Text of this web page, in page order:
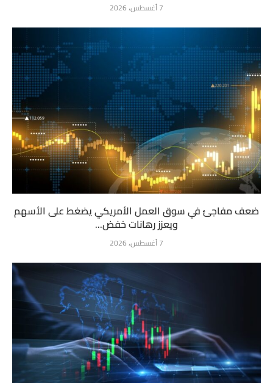
7 أغسطس، 2026
ضعف مفاجئ في سوق العمل الأمريكي يضغط على الأسهم
ويعزز رهانات خفض...
7 أغسطس، 2026